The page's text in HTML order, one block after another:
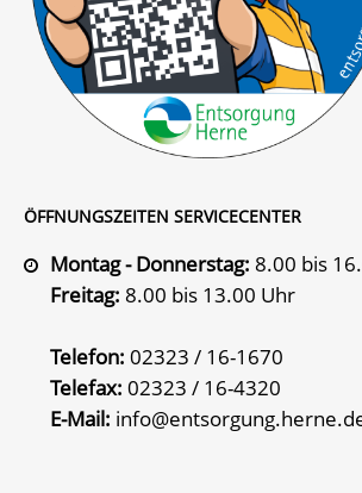
ÖFFNUNGSZEITEN SERVICECENTER
Montag - Donnerstag: 8.00 bis
Freitag: 8.00 bis 13.00 Uhr
Telefon: 02323 / 16-1670
Telefax: 02323 / 16-4320
E-Mail: